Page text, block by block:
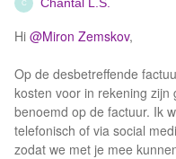
C
Hi ​ @Miron Zemskov,
Op de desbetreffende
kosten voor in rekening
benoemd op de factuur. Ik
telefonisch of via social
zodat we met je mee